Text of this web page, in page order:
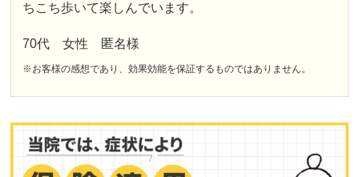
ちこち歩いて楽しんでいます。
70代 女性 匿名様
※お客様の感想であり、効果効能を保証するものではありません。